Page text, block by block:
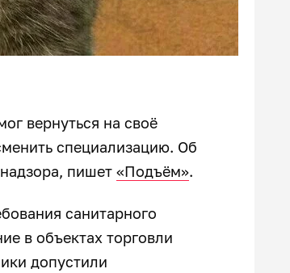
вернуться на своё
специализацию. Об
пишет «Подъём».
санитарного
в объектах торговли
допустили